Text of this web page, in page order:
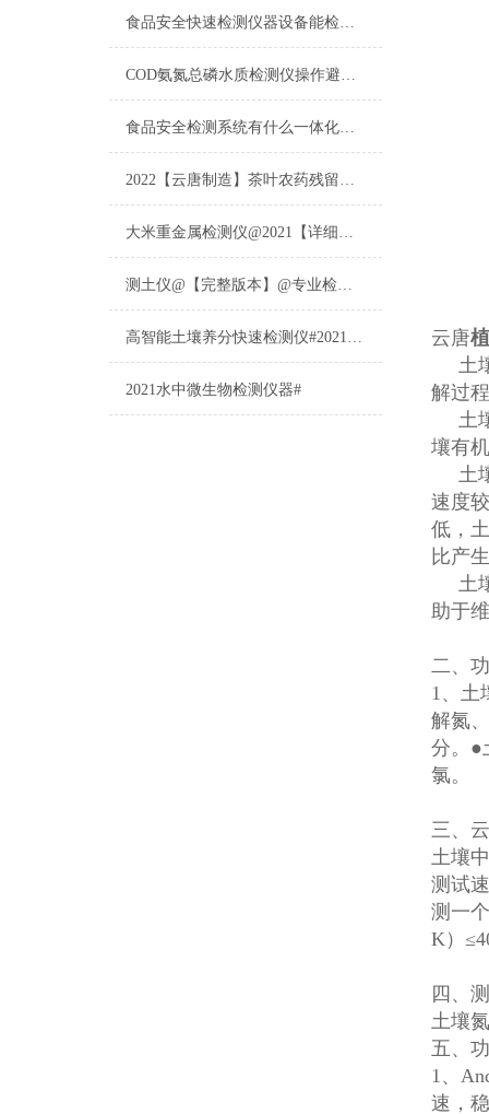
食品安全快速检测仪器设备能检什么？一张表说清适用范围
COD氨氮总磷水质检测仪操作避坑指南：这几个步骤直接影响数据准确性
食品安全检测系统有什么一体化配置·2023仪器仪表推荐·山东云唐
2022【云唐制造】茶叶农药残留检测仪多少钱一台@山东云唐仪器仪表制造
大米重金属检测仪@2021【详细版本】@专业检测大米重金属仪器仪表
测土仪@【完整版本】@专业检测土壤的仪器仪表
高智能土壤养分快速检测仪#2021【土壤养分检测专用仪器仪表】
2021水中微生物检测仪器#
云唐
土壤
解过
土壤
壤有
土壤
速度
低，
比产
土壤
助于
二、
1、土
解氮
分。●
氯。
三、
土壤
测试
测一
K）
四、
土壤
五、
1、
速，